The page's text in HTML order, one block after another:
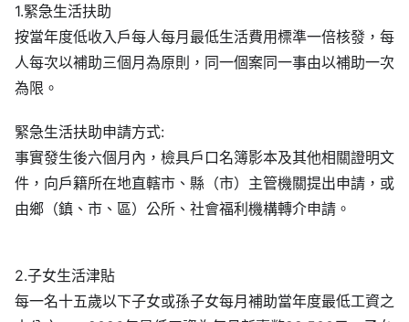
1.緊急生活扶助
按當年度低收入戶每人每月最低生活費用標準一倍核發，每
人每次以補助三個月為原則，同一個案同一事由以補助一次
為限。
緊急生活扶助申請方式:
事實發生後六個月內，檢具戶口名簿影本及其他相關證明文
件，向戶籍所在地直轄市、縣（市）主管機關提出申請，或
由鄉（鎮、市、區）公所、社會福利機構轉介申請。
2.子女生活津貼
每一名十五歲以下子女或孫子女每月補助當年度最低工資之